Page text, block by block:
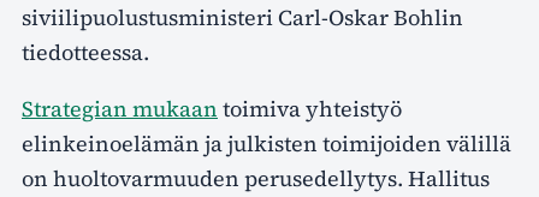
siviilipuolustusministeri Carl-Oskar Bohlin
tiedotteessa.
Strategian mukaan toimiva yhteistyö
elinkeinoelämän ja julkisten toimijoiden välillä
on huoltovarmuuden perusedellytys. Hallitus